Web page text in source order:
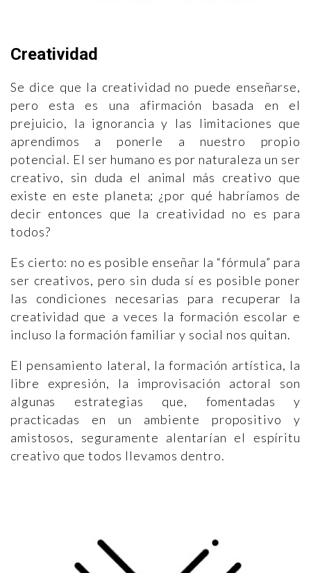
Creatividad
Se dice que la creatividad no puede enseñarse,
pero esta es una afirmación basada en el
prejuicio, la ignorancia y las limitaciones que
aprendimos a ponerle a nuestro propio
potencial. El ser humano es por naturaleza un ser
creativo, sin duda el animal más creativo que
existe en este planeta; ¿por qué habríamos de
decir entonces que la creatividad no es para
todos?
Es cierto: no es posible enseñar la “fórmula” para
ser creativos, pero sin duda sí es posible poner
las condiciones necesarias para recuperar la
creatividad que a veces la formación escolar e
incluso la formación familiar y social nos quitan.
El pensamiento lateral, la formación artística, la
libre expresión, la improvisación actoral son
algunas estrategias que, fomentadas y
practicadas en un ambiente propositivo y
amistosos, seguramente alentarían el espíritu
creativo que todos llevamos dentro.